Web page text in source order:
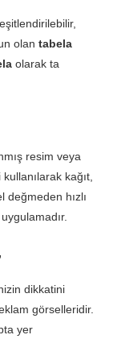
olantabela
olarak ta
resim veya
kağıt,
hızlı
dikkatini
görselleridir.
yer